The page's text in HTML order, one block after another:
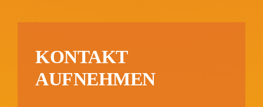
KONTAKT
AUFNEHMEN